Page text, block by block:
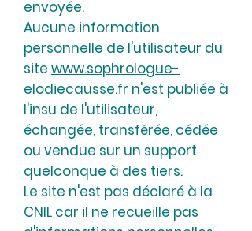
envoyée.
Aucune information
personnelle de l'utilisateur du
site www.sophrologue-
elodiecausse.fr n'est publiée à
l'insu de l'utilisateur,
échangée, transférée, cédée
ou vendue sur un support
quelconque à des tiers.
Le site n'est pas déclaré à la
CNIL car il ne recueille pas